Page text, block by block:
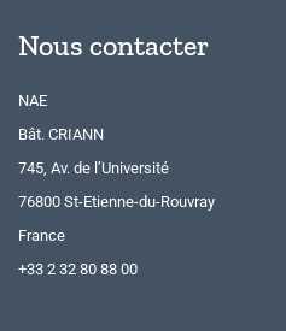
Nous contacter
NAE
Bât. CRIANN
745, Av. de l’Université
76800 St-Etienne-du-Rouvray
France
+33 2 32 80 88 00